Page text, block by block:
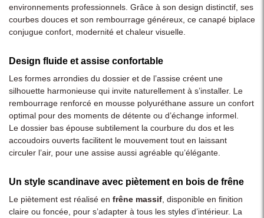
environnements professionnels. Grâce à son design distinctif, ses
courbes douces et son rembourrage généreux, ce canapé biplace
conjugue confort, modernité et chaleur visuelle.
Design fluide et assise confortable
Les formes arrondies du dossier et de l’assise créent une
silhouette harmonieuse qui invite naturellement à s’installer. Le
rembourrage renforcé en mousse polyuréthane assure un confort
optimal pour des moments de détente ou d’échange informel.
Le dossier bas épouse subtilement la courbure du dos et les
accoudoirs ouverts facilitent le mouvement tout en laissant
circuler l’air, pour une assise aussi agréable qu’élégante.
Un style scandinave avec piètement en bois de frêne
Le piètement est réalisé en frêne massif , disponible en finition
claire ou foncée, pour s’adapter à tous les styles d’intérieur. La